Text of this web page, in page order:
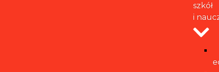
szkół
i